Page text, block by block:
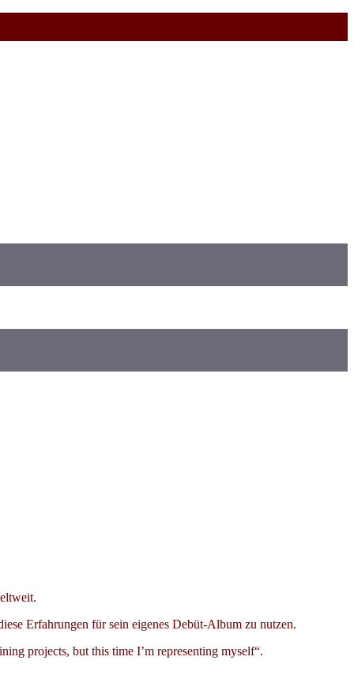
Erfahrungen für sein eigenes Debüt-Album zu nutzen.
projects, but this time I’m representing myself“.